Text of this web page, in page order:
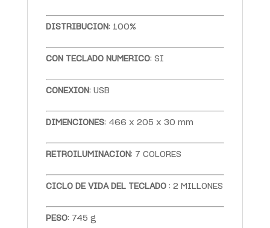
DISTRIBUCION: 100%
CON TECLADO NUMERICO: SI
CONEXION: USB
DIMENCIONES: 466 x 205 x 30 mm
RETROILUMINACION: 7 COLORES
CICLO DE VIDA DEL TECLADO : 2 MILLONES
PESO: 745 g